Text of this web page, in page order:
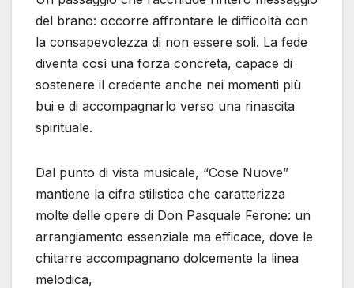
del brano: occorre affrontare le difficoltà con
la consapevolezza di non essere soli. La fede
diventa così una forza concreta, capace di
sostenere il credente anche nei momenti più
bui e di accompagnarlo verso una rinascita
spirituale.
Dal punto di vista musicale, “Cose Nuove”
mantiene la cifra stilistica che caratterizza
molte delle opere di Don Pasquale Ferone: un
arrangiamento essenziale ma efficace, dove le
chitarre accompagnano dolcemente la linea
melodica,